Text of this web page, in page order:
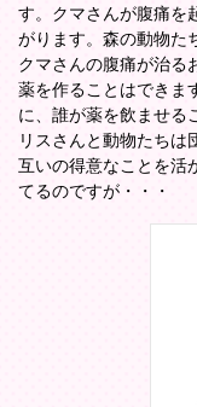
す。クマさんが腹痛を
がります。森の動物た
クマさんの腹痛が治る
薬を作ることはできま
に、誰が薬を飲ませる
リスさんと動物たちは
互いの得意なことを活
てるのですが・・・